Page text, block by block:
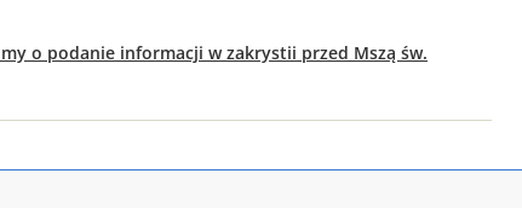
o podanie informacji w zakrystii przed Mszą św.